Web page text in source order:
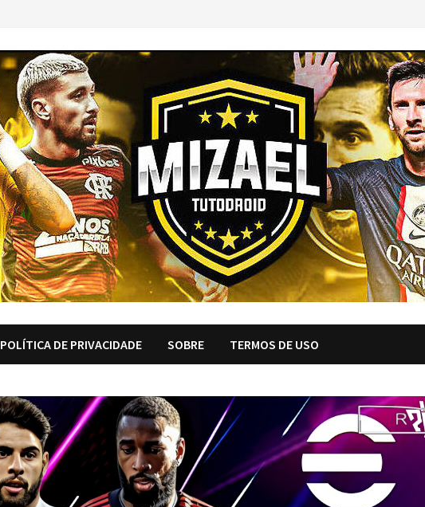
POLÍTICA DE PRIVACIDADE SOBRE TERMOS DE USO